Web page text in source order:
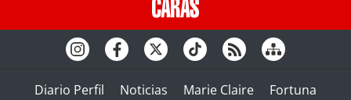
Diario Perfil Noticias Marie Claire
Fortuna